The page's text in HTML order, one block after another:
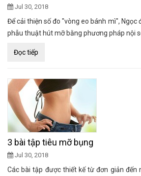
Jul 30, 2018
Để cải thiện số đo "vòng eo bánh mì", Ngọc
phẫu thuật hút mỡ bằng phương pháp nội
Đọc tiếp
3 bài tập tiêu mỡ bụng
Jul 30, 2018
Các bài tập được thiết kế từ đơn giản đến